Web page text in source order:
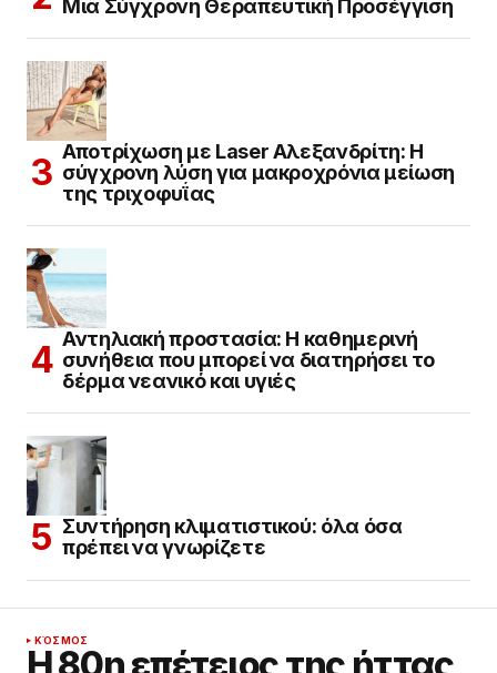
Μια Σύγχρονη Θεραπευτική Προσέγγιση
Αποτρίχωση με Laser Αλεξανδρίτη: Η
σύγχρονη λύση για μακροχρόνια μείωση
της τριχοφυΐας
Αντηλιακή προστασία: Η καθημερινή
συνήθεια που μπορεί να διατηρήσει το
δέρμα νεανικό και υγιές
Συντήρηση κλιματιστικού: όλα όσα
πρέπει να γνωρίζετε
ΚΌΣΜΟΣ